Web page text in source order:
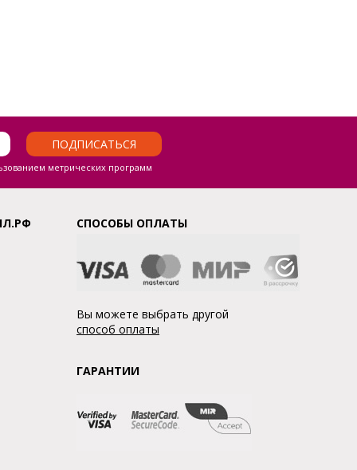
ПОДПИСАТЬСЯ
метрических программ
СПОСОБЫ ОПЛАТЫ
Вы можете выбрать другой
способ оплаты
ГАРАНТИИ